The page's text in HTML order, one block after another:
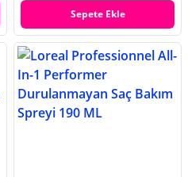
Sepete Ekle